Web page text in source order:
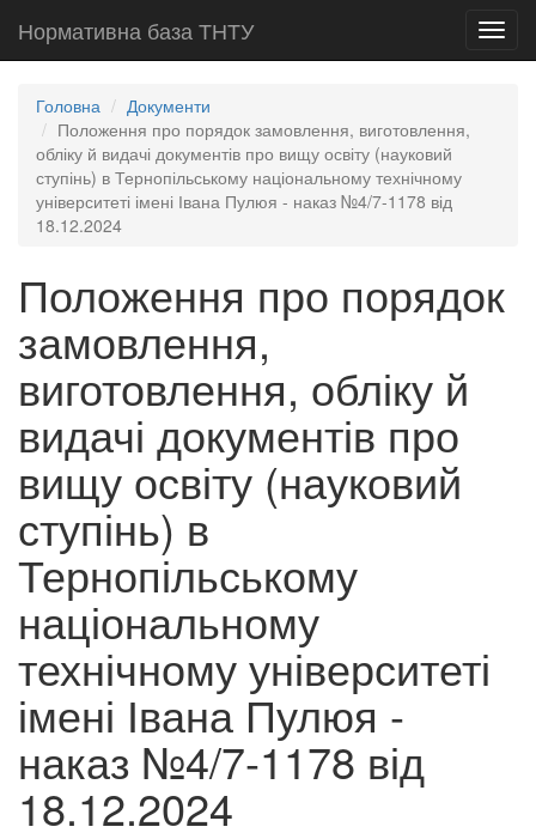
Нормативна база ТНТУ
Головна
Документи
Положення про порядок замовлення, виготовлення,
обліку й видачі документів про вищу освіту (науковий
ступінь) в Тернопільському національному технічному
університеті імені Івана Пулюя - наказ №4/7-1178 від
18.12.2024
Положення про порядок
замовлення,
виготовлення, обліку й
видачі документів про
вищу освіту (науковий
ступінь) в
Тернопільському
національному
технічному університеті
імені Івана Пулюя -
наказ №4/7-1178 від
18.12.2024